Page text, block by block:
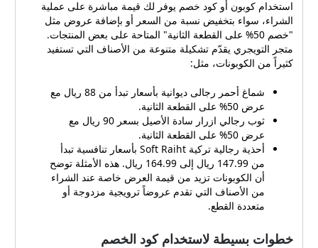
استخدام كوبون أو كود خصم يوفر لك قيمة مباشرة على عملية
الشراء، سواء بتخفيض نسبة من السعر أو بإضافة عروض مثل
"خصم 50% على القطعة الثانية" المتاحة على بعض المنتجات.
متجر التويجري يقدّم تشكيلة متنوعة من الأصناف التي تستفيد
كثيراً من الكوبونات، مثل:
شماغ أحمر رجالى ديوانية بأسعار تبدأ من 88 ريال مع
عرض 50% على القطعة الثانية.
ثوب رجالي ازرار سادة الأصيل بسعر 90 ريال مع
عرض 50% على القطعة الثانية.
أحذية رجالية تركية Soft Raiht بأسعار تنافسية تبدأ
من 147.99 ريال إلى 164.99 ريال. هذه الأمثلة توضح
أن الكوبونات تزيد من قيمة العرض خاصة عند الشراء
من الأصناف التي تقدم عروضاً ترويجية مزدوجة أو
متعددة القطع.
خطوات بسيطة لاستخدام كود الخصم